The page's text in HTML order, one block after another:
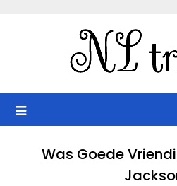
Was Goede